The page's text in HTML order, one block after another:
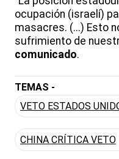
ocupación (israelí)
masacres. (...) Esto
sufrimiento de
comunicado.
TEMAS -
VETO ESTADOS
CHINA CRÍTICA VETO